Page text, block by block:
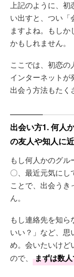
上記のように、
い出すと、つい「
ますよね。もし
かもしれません。
ここでは、初恋の
インターネットが
出会う方法もたく
出会い方1. 何人
の友人や知人に
もし何人かのグ
〇、最近元気にし
ことで、出会う
ん。
もし連絡先を知
いい？」など、思
め。会いたいけど
ので、
まずは数